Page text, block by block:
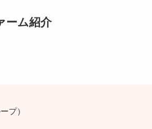
ーム紹介
プ）